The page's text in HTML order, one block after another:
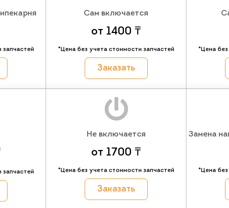
запчастей
Сам включается
от 1400 ₸
*Цена без учета стоимости запчастей
Заказать
*Цена
запчастей
Не включается
от 1700 ₸
*Цена без учета стоимости запчастей
Заказать
Замена
*Цена